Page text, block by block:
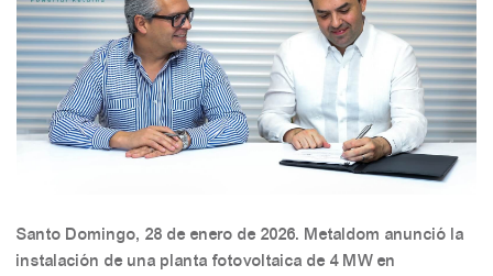
Santo Domingo, 28 de enero de 2026. Metaldom anunció la
instalación de una planta fotovoltaica de 4 MW en